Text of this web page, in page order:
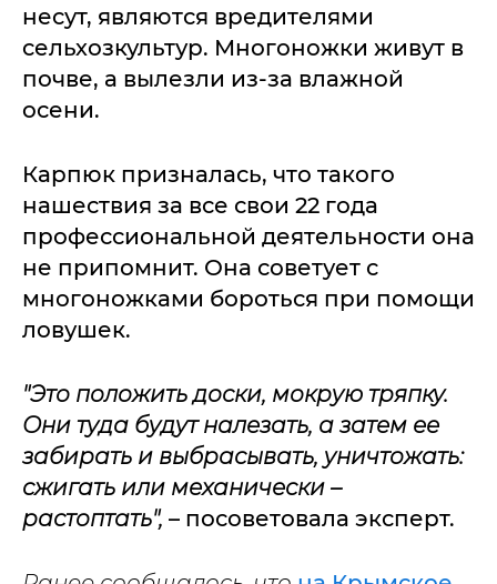
несут, являются вредителями
сельхозкультур. Многоножки живут в
почве, а вылезли из-за влажной
осени.
Карпюк призналась, что такого
нашествия за все свои 22 года
профессиональной деятельности она
не припомнит. Она советует с
многоножками бороться при помощи
ловушек.
"Это положить доски, мокрую тряпку.
Они туда будут налезать, а затем ее
забирать и выбрасывать, уничтожать:
сжигать или механически –
растоптать", – посоветовала эксперт.